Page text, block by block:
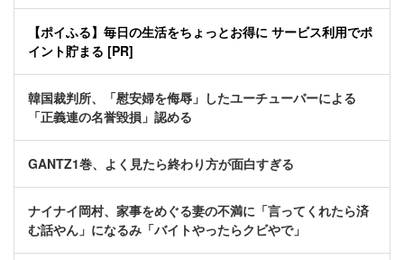
【ポイふる】毎日の生活をちょっとお得に サービス利用でポ
イント貯まる [PR]
韓国裁判所、「慰安婦を侮辱」したユーチューバーによる
「正義連の名誉毀損」認める
GANTZ1巻、よく見たら終わり方が面白すぎる
ナイナイ岡村、家事をめぐる妻の不満に「言ってくれたら済
む話やん」になるみ「バイトやったらクビやで」